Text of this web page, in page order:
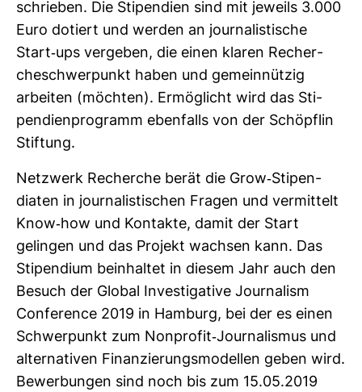
schrieben. Die Sti­pen­dien sind mit jeweils 3.000
Euro dotiert und werden an jour­na­lis­ti­sche
Start-​ups ver­geben, die einen klaren Recher­
che­schwer­punkt haben und gemein­nützig
arbeiten (möchten). Ermög­licht wird das Sti­
pen­di­en­pro­gramm eben­falls von der Schöpflin
Stif­tung.
Netz­werk Recherche berät die Grow-​Sti­pen­
diaten in jour­na­lis­ti­schen Fragen und ver­mit­telt
Know-​how und Kon­takte, damit der Start
gelingen und das Pro­jekt wachsen kann. Das
Sti­pen­dium beinhaltet in diesem Jahr auch den
Besuch der Global Inves­ti­ga­tive Jour­na­lism
Con­fe­rence 2019 in Ham­burg, bei der es einen
Schwer­punkt zum Non­profit-​Jour­na­lismus und
alter­na­tiven Finan­zie­rungs­mo­dellen geben wird.
Bewer­bungen sind noch bis zum 15.05.2019